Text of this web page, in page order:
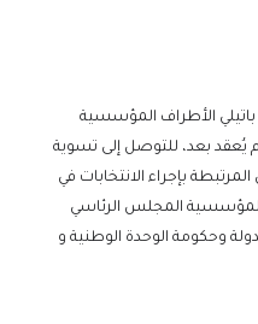
في 23 نوفمبر 2023، دعا باتيلي الأطراف المؤسسية
يُعقد بعد، للتوصل إلى تسوية
بإجراء الانتخابات في
المؤسسية المجلس الرئاسي
وحكومة الوحدة الوطنية و